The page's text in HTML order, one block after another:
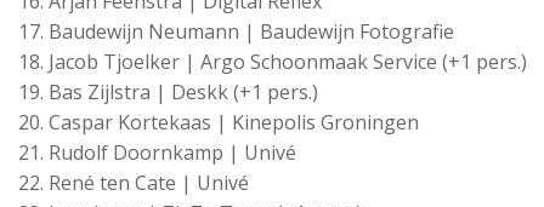
Baudewijn Neumann | Baudewijn Fotografie
Jacob Tjoelker | Argo Schoonmaak Service (+1 pers.)
Bas Zijlstra | Deskk (+1 pers.)
Caspar Kortekaas | Kinepolis Groningen
Rudolf Doornkamp | Univé
René ten Cate | Univé